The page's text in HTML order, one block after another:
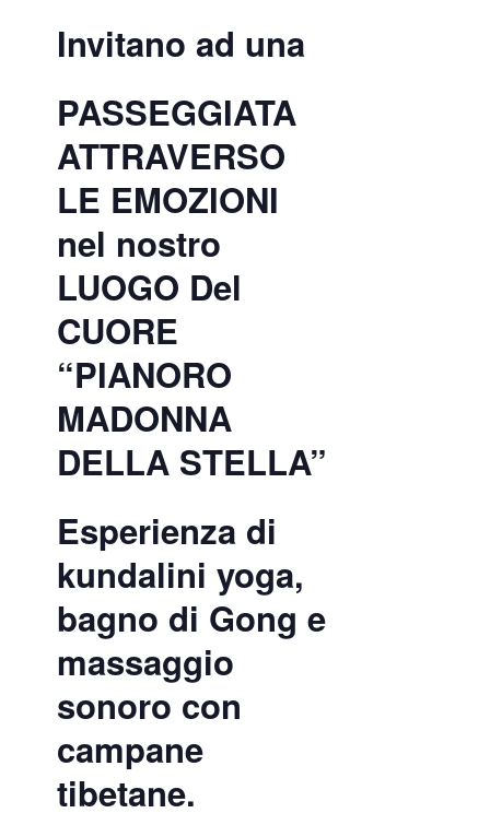
Invitano ad una
PASSEGGIATA
ATTRAVERSO
LE EMOZIONI
nel nostro
LUOGO Del
CUORE
“PIANORO
MADONNA
DELLA STELLA”
Esperienza di
kundalini yoga,
bagno di Gong e
massaggio
sonoro con
campane
tibetane.